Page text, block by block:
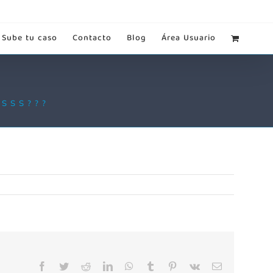
Sube tu caso Contacto Blog Área Usuario
Facebook
TwitterRedditLinkedInWhatsApp
Tumblr Pinterest
Vk
Correo